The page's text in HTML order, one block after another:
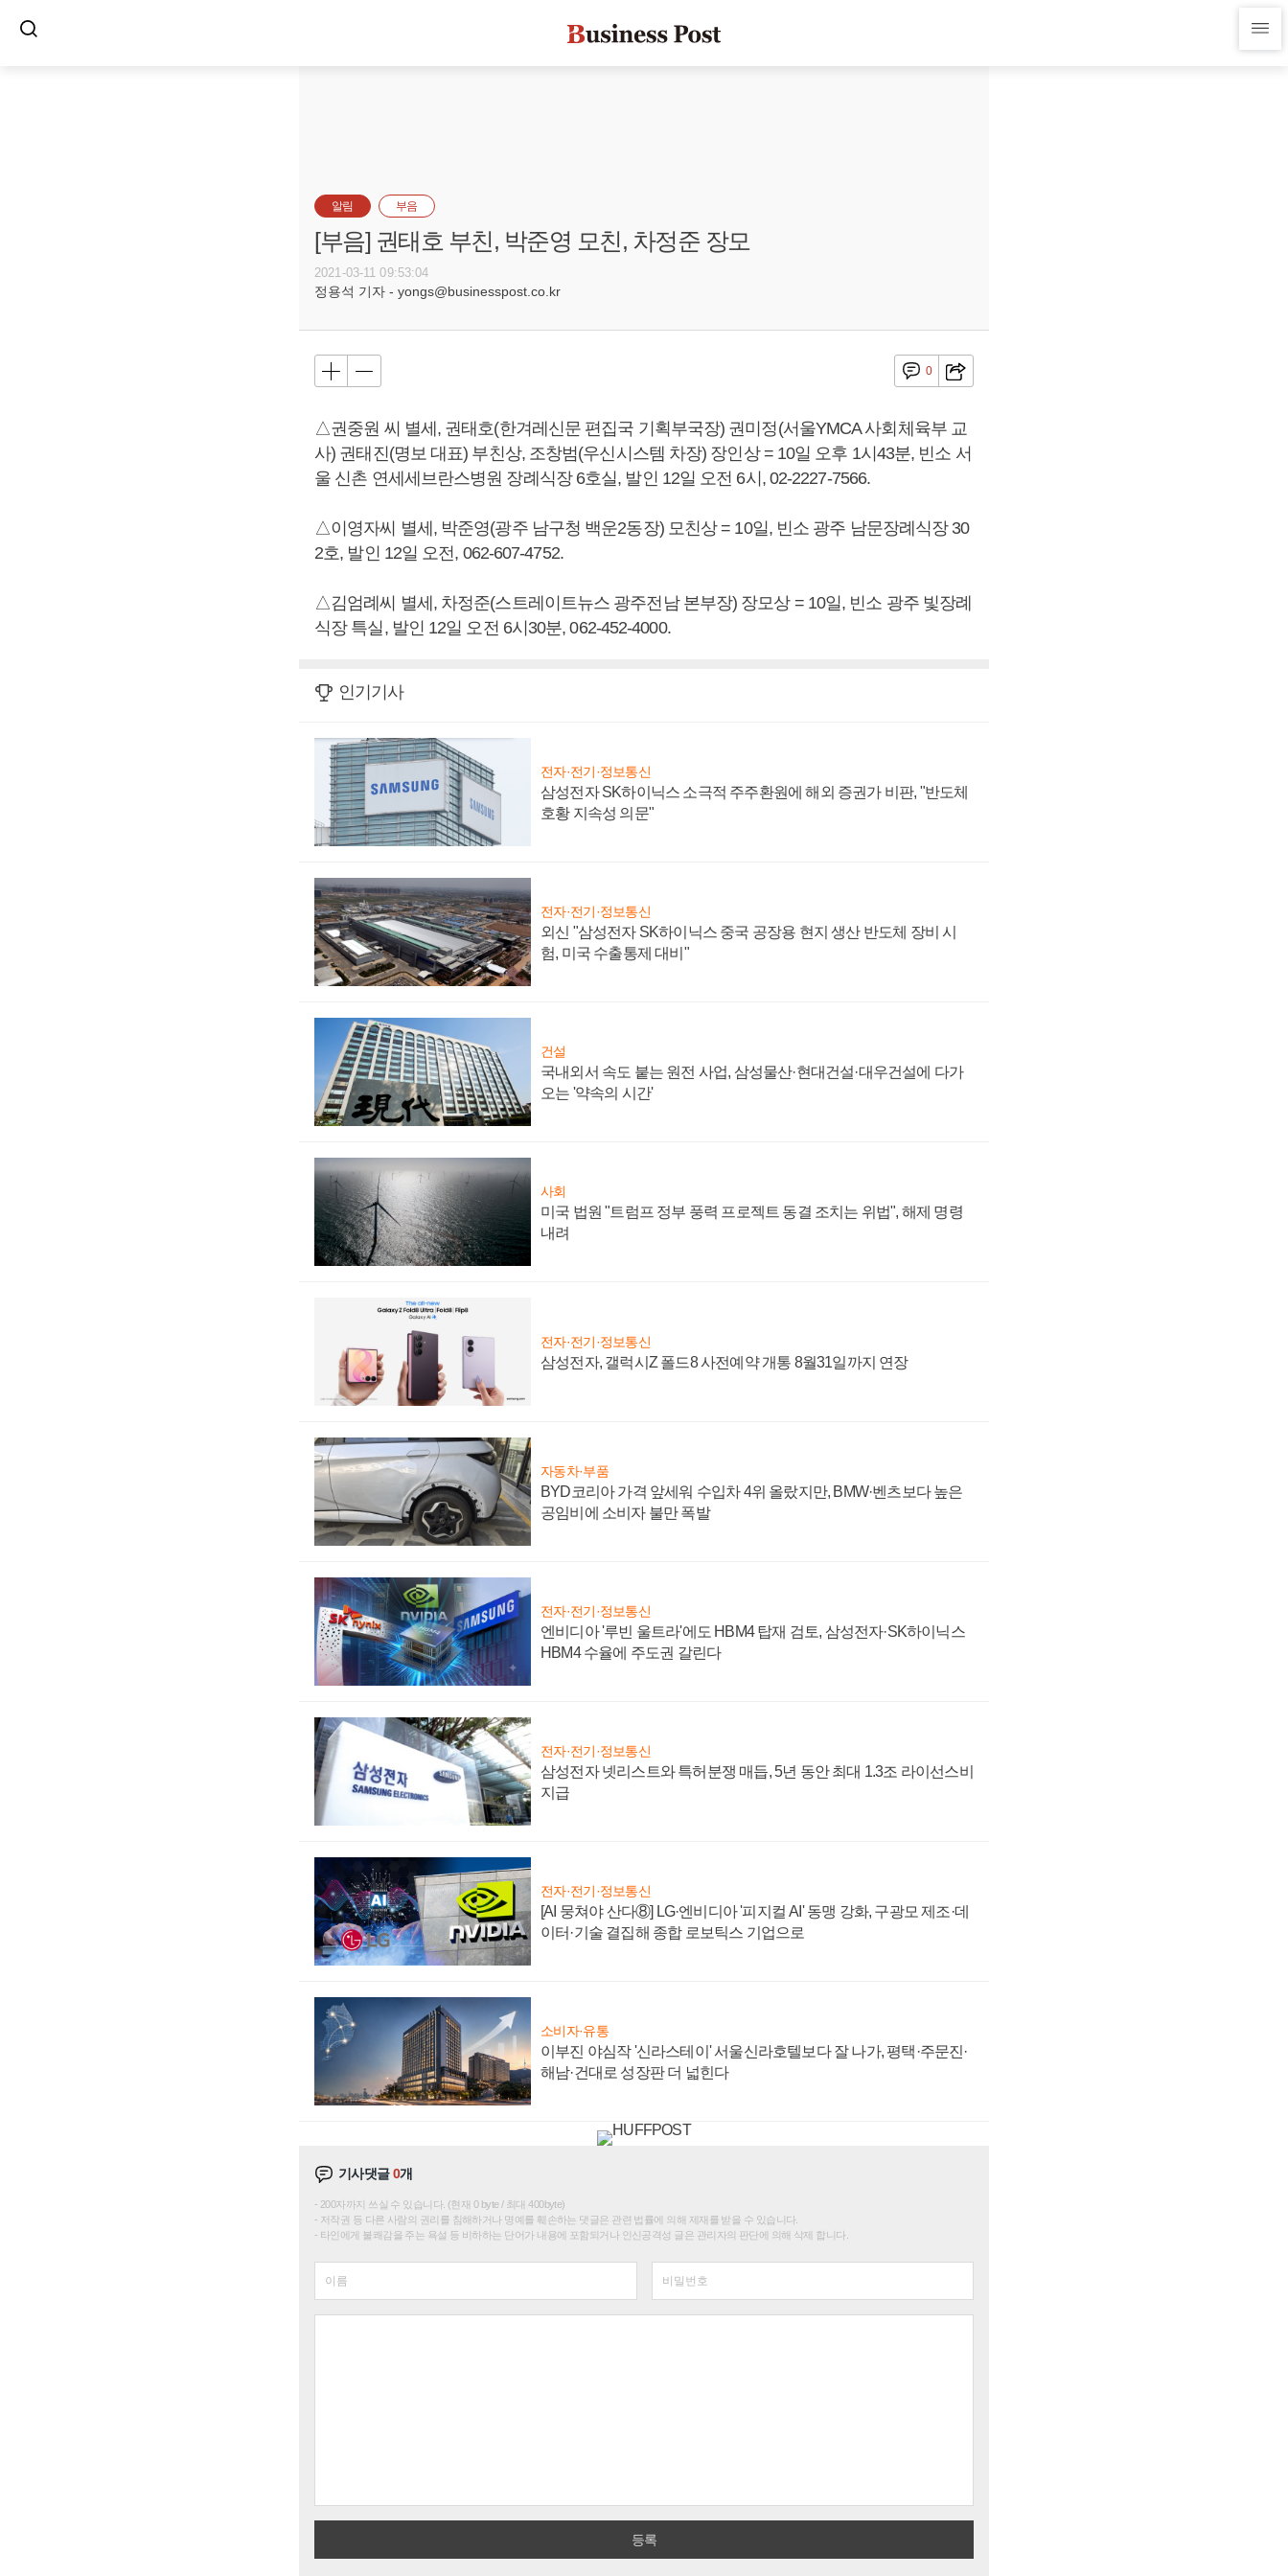
알림 부음
[부음] 권태호 부친, 박준영 모친, 차정준 장모
2021-03-11 09:53:04
정용석 기자 - yongs@businesspost.co.kr
0
△권중원 씨 별세, 권태호(한겨레신문 편집국 기획부국장) 권미정(서울YMCA 사회체육부 교
사) 권태진(명보 대표) 부친상, 조창범(우신시스템 차장) 장인상 = 10일 오후 1시43분, 빈소 서
울 신촌 연세세브란스병원 장례식장 6호실, 발인 12일 오전 6시, 02-2227-7566.
△이영자씨 별세, 박준영(광주 남구청 백운2동장) 모친상 = 10일, 빈소 광주 남문장례식장 30
2호, 발인 12일 오전, 062-607-4752.
△김엄례씨 별세, 차정준(스트레이트뉴스 광주전남 본부장) 장모상 = 10일, 빈소 광주 빛장례
식장 특실, 발인 12일 오전 6시30분, 062-452-4000.
인기기사
전자·전기·정보통신
삼성전자 SK하이닉스 소극적 주주환원에 해외 증권가 비판, "반도체
호황 지속성 의문"
전자·전기·정보통신
외신 "삼성전자 SK하이닉스 중국 공장용 현지 생산 반도체 장비 시
험, 미국 수출통제 대비"
건설
국내외서 속도 붙는 원전 사업, 삼성물산·현대건설·대우건설에 다가
오는 '약속의 시간'
사회
미국 법원 "트럼프 정부 풍력 프로젝트 동결 조치는 위법", 해제 명령
내려
전자·전기·정보통신
삼성전자, 갤럭시Z 폴드8 사전예약 개통 8월31일까지 연장
자동차·부품
BYD코리아 가격 앞세워 수입차 4위 올랐지만, BMW·벤츠보다 높은
공임비에 소비자 불만 폭발
전자·전기·정보통신
엔비디아 '루빈 울트라'에도 HBM4 탑재 검토, 삼성전자·SK하이닉스
HBM4 수율에 주도권 갈린다
전자·전기·정보통신
삼성전자 넷리스트와 특허분쟁 매듭, 5년 동안 최대 1.3조 라이선스비
지급
전자·전기·정보통신
[AI 뭉쳐야 산다⑧] LG·엔비디아 '피지컬 AI' 동맹 강화, 구광모 제조·데
이터·기술 결집해 종합 로보틱스 기업으로
소비자·유통
이부진 야심작 '신라스테이' 서울신라호텔보다 잘 나가, 평택·주문진·
해남·건대로 성장판 더 넓힌다
기사댓글0개
200자까지 쓰실 수 있습니다. (현재 0 byte / 최대 400byte)
저작권 등 다른 사람의 권리를 침해하거나 명예를 훼손하는 댓글은 관련 법률에 의해 제재를 받을 수 있습니다.
타인에게 불쾌감을 주는 욕설 등 비하하는 단어가 내용에 포함되거나 인신공격성 글은 관리자의 판단에 의해 삭제 합니다.